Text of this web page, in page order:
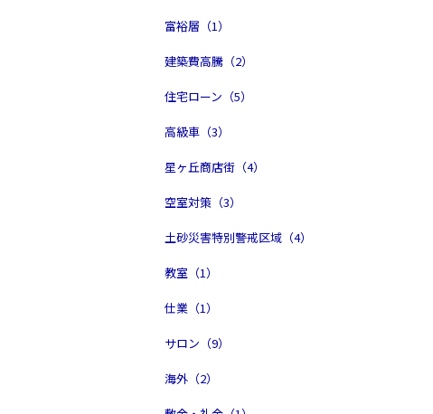
富裕層（1）
建築費高騰（2）
住宅ローン（5）
高級車（3）
星ヶ丘商店街（4）
空室対策（3）
土砂災害特別警戒区域（4）
教室（1）
仕業（1）
サロン（9）
海外（2）